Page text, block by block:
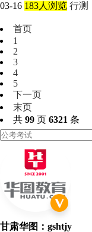
03-16 183人浏览 行测
首页
1
2
3
4
5
下一页
末页
共 99 页 6321 条
甘肃华图：gshtjy